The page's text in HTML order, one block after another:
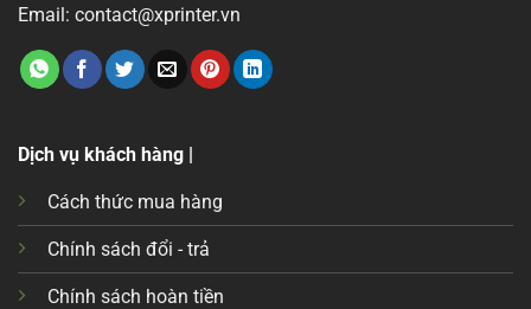
Email: contact@xprinter.vn
Dịch vụ khách hàng |
Cách thức mua hàng
Chính sách đổi - trả
Chính sách hoàn tiền